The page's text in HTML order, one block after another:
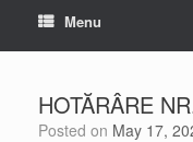
Menu
HOTĂRÂRE
Posted on May 17,